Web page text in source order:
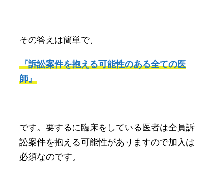
その答えは簡単で、
『訴訟案件を抱える可能性のある全ての医
師』
です。要するに臨床をしている医者は全員訴
訟案件を抱える可能性がありますので加入は
必須なのです。